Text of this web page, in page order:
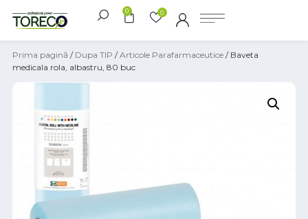
0 0
Prima pagină / Dupa TIP /Articole Parafarmaceutice / Baveta
medicala rola, albastru, 80 buc